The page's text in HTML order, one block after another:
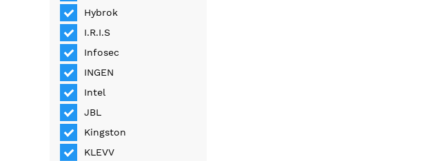
Hybrok
I.R.I.S
Infosec
INGEN
Intel
JBL
Kingston
KLEVV